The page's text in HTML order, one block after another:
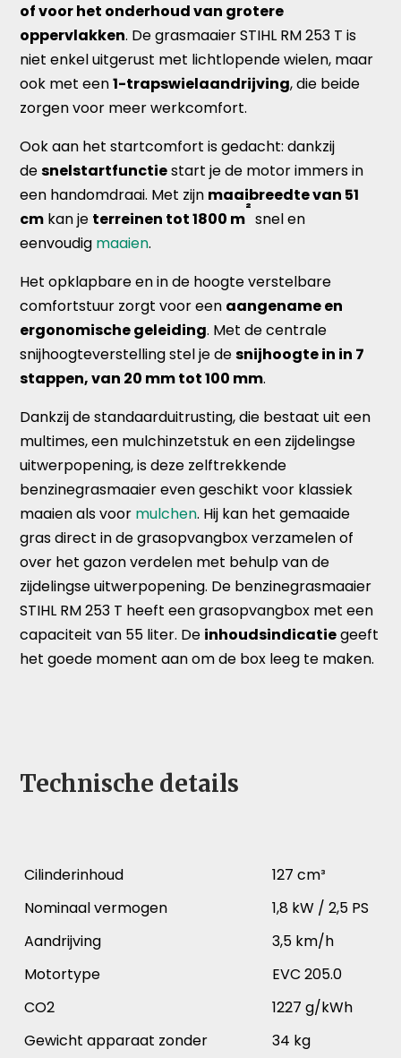
of voor het onderhoud van grotere
oppervlakken. De grasmaaier STIHL RM 253 T is
niet enkel uitgerust met lichtlopende wielen, maar
ook met een1-trapswielaandrijving, die beide
zorgen voor meer werkcomfort.
Ook aan het startcomfort is gedacht: dankzij
desnelstartfunctiestart je de motor immers in
een handomdraai. Met zijn maaibreedte van 51
cm kan je terreinen tot 1800 m
²
snel en
eenvoudig maaien.
Het opklapbare en in de hoogte verstelbare
comfortstuur zorgt voor een aangename en
ergonomische geleiding. Met de centrale
snijhoogteverstelling stel je desnijhoogte in in 7
stappen, van 20 mm tot 100 mm.
Dankzij de standaarduitrusting, die bestaat uit een
multimes, een mulchinzetstuk en een zijdelingse
uitwerpopening, is deze zelftrekkende
benzinegrasmaaier even geschikt voor klassiek
maaien als voor mulchen. Hij kan het gemaaide
gras direct in de grasopvangbox verzamelen of
over het gazon verdelen met behulp van de
zijdelingse uitwerpopening. De benzinegrasmaaier
STIHL RM 253 T heeft een grasopvangbox met een
capaciteit van 55 liter. De inhoudsindicatiegeeft
het goede moment aan om de box leeg te maken.
Technische details
Cilinderinhoud
127 cm³
Nominaal vermogen
1,8 kW / 2,5 PS
Aandrijving
3,5 km/h
Motortype
EVC 205.0
CO2
1227 g/kWh
Gewicht apparaat zonder
34 kg